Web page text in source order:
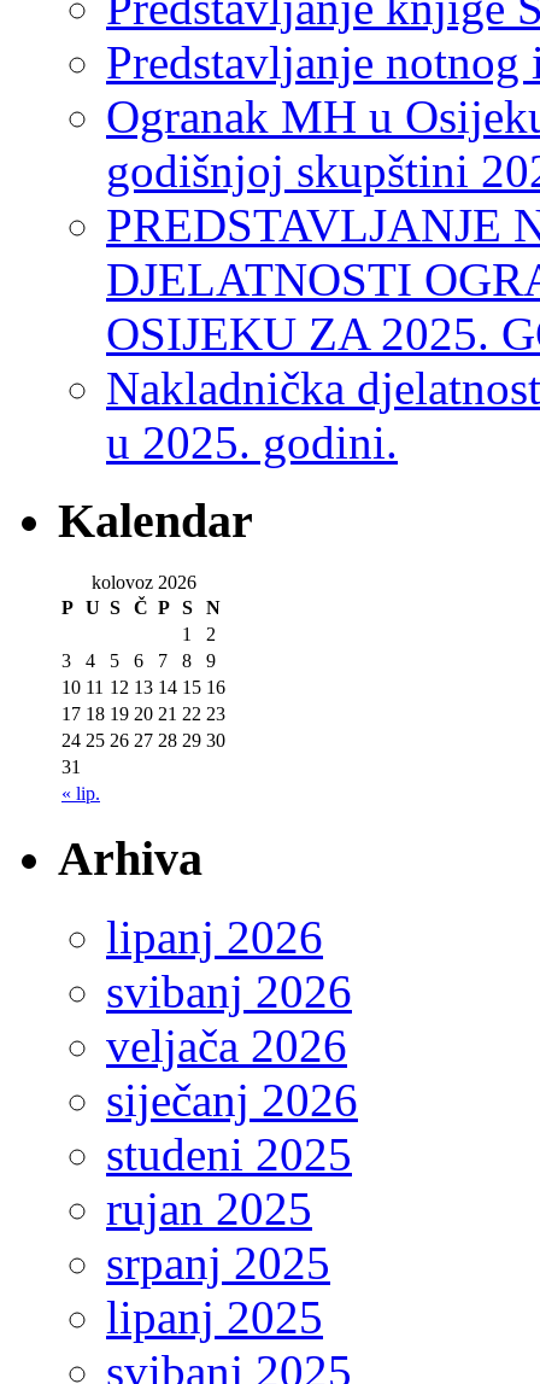
Predstavljanje
Ogranak MH u
godišnjoj skupštini
PREDSTAVLJANJE
DJELATNOSTI
OSIJEKU ZA 2025.
Nakladnička
u 2025. godini.
Kalendar
kolovoz 2026
P U S Č P S N
« lip.
1
2
3
4 5 6 7 8
9
10 11 12 13 14 15 16
17 18 19 20 21 22 23
24 25 26 27 28 29 30
31
Arhiva
lipanj 2026
svibanj 2026
veljača 2026
siječanj 2026
studeni 2025
rujan 2025
srpanj 2025
lipanj 2025
svibanj 2025